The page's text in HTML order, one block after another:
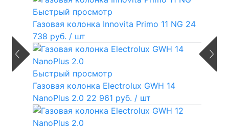
Быстрый просмотр
Газовая колонка Innovita Primo 11 NG 24
738 руб. / шт
Быстрый просмотр
Газовая колонка Electrolux GWH 14
NanoPlus 2.0 22 961 руб. / шт